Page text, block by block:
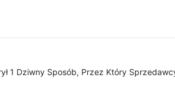
1 Dziwny Sposób, Przez Który